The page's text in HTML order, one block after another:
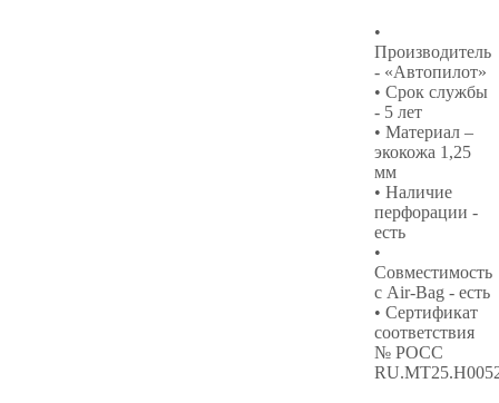
•
Производитель
- «Автопилот»
• Срок службы
- 5 лет
• Материал –
экокожа 1,25
мм
• Наличие
перфорации -
есть
•
Совместимость
с Air-Bag - есть
• Сертификат
соответствия
№ РОСС